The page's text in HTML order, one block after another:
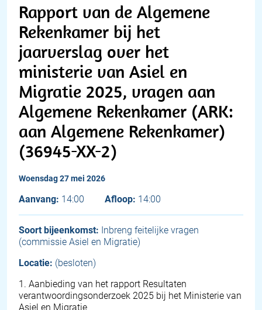
Rapport van de Algemene
Rekenkamer bij het
jaarverslag over het
ministerie van Asiel en
Migratie 2025, vragen aan
Algemene Rekenkamer (ARK:
aan Algemene Rekenkamer)
(36945-XX-2)
woensdag 27 mei 2026
Aanvang: 14:00 Afloop: 14:00
Soort bijeenkomst: Inbreng feitelijke vragen
(commissie Asiel en Migratie)
Locatie: (besloten)
1 . Aanbieding van het rapport Resultaten
verantwoordingsonderzoek 2025 bij het Ministerie van
Asiel en Migratie